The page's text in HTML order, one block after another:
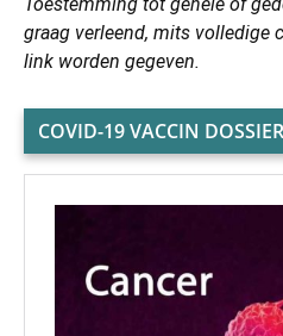
graag verleend, mits volledige
link worden gegeven.
COVID-19 VACCIN DOSSIER